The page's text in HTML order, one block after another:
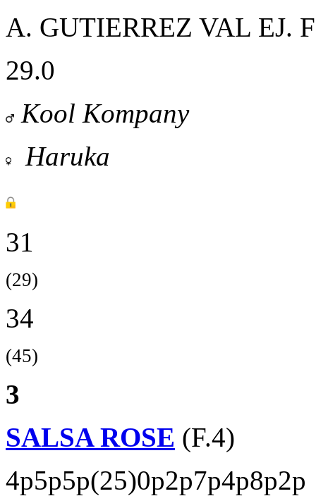
A. GUTIERREZ VAL EJ.
29.0
Kool Kompany
Haruka
31
(29)
34
(45)
3
SALSA ROSE (F.4)
4p5p5p(25)0p2p7p4p8p2p